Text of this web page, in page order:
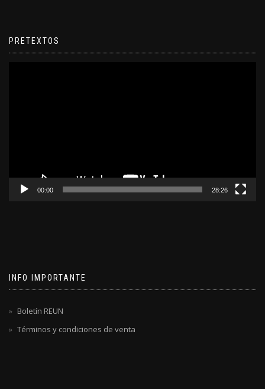
PRETEXTOS
00:00 28:26
INFO IMPORTANTE
Boletín REUN
Términos y condiciones de venta